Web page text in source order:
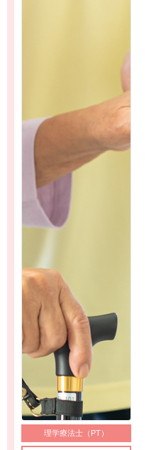
理学療法士（PT）